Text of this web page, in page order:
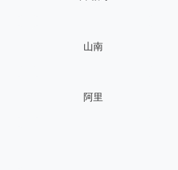
山南
阿里